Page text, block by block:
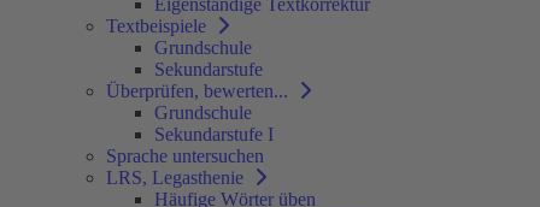
Eigenständige Textkorrektur
Textbeispiele
Grundschule
Sekundarstufe
Überprüfen, bewerten...
Grundschule
Sekundarstufe I
Sprache untersuchen
LRS, Legasthenie
Häufige Wörter üben